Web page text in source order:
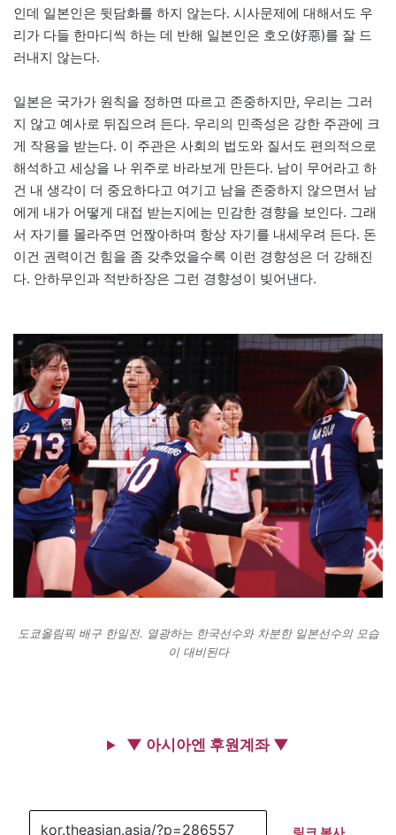
인데 일본인은 뒷담화를 하지 않는다. 시사문제에 대해서도 우
리가 다들 한마디씩 하는 데 반해 일본인은 호오(好惡)를 잘 드
러내지 않는다.
일본은 국가가 원칙을 정하면 따르고 존중하지만, 우리는 그러
지 않고 예사로 뒤집으려 든다. 우리의 민족성은 강한 주관에 크
게 작용을 받는다. 이 주관은 사회의 법도와 질서도 편의적으로
해석하고 세상을 나 위주로 바라보게 만든다. 남이 무어라고 하
건 내 생각이 더 중요하다고 여기고 남을 존중하지 않으면서 남
에게 내가 어떻게 대접 받는지에는 민감한 경향을 보인다. 그래
서 자기를 몰라주면 언짢아하며 항상 자기를 내세우려 든다. 돈
이건 권력이건 힘을 좀 갖추었을수록 이런 경향성은 더 강해진
다. 안하무인과 적반하장은 그런 경향성이 빚어낸다.
도쿄올림픽 배구 한일전. 열광하는 한국선수와 차분한 일본선수의 모습
이 대비된다
▼ 아시아엔 후원계좌 ▼
링크 복사